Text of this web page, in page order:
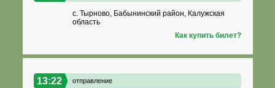
с. Тырново, Бабынинский район, Калужская
область
Как купить билет?
13:22 отправление